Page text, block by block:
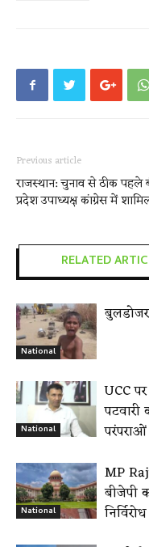
Previous article
राजस्थान: चुनाव से ठीक पहले
प्रदेश उपाध्यक्ष कांग्रेस में
RELATED
National
National
UCC
National
MP
बीजेपी